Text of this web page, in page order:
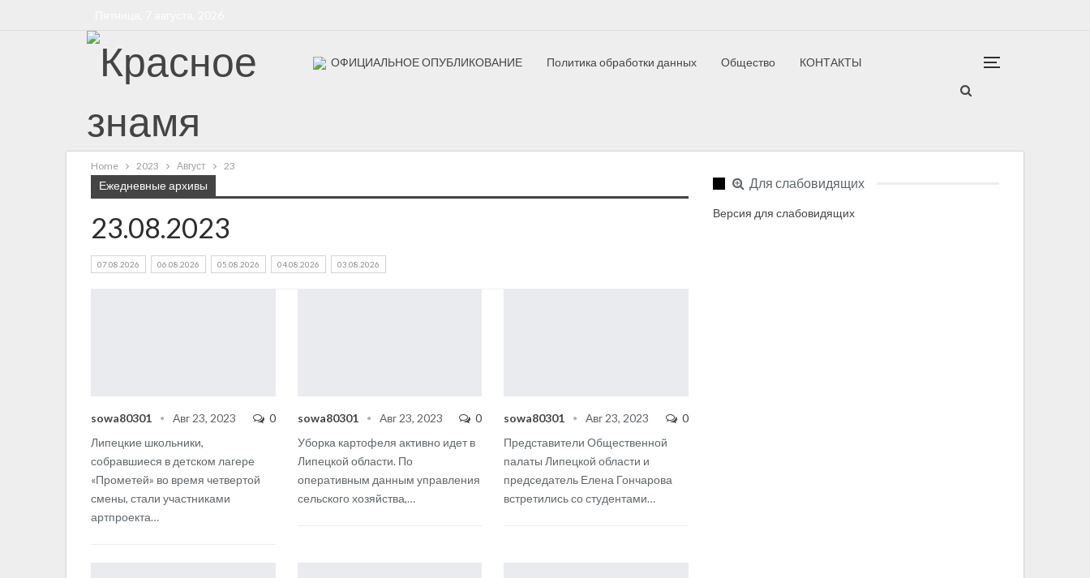
ОФИЦИАЛЬНОЕ ОПУБЛИКОВАНИЕ Политика обработки данных Общество КОНТАКТЫ
Home 2023 Август 23
Ежедневные архивы
23.08.2023
07.08.2026 06.08.2026 05.08.2026 04.08.2026 03.08.2026
sowa80301 Авг 23, 2023
0
Липецкие школьники,
собравшиеся в детском лагере
«Прометей» во время четвертой
смены, стали участниками
артпроекта…
sowa80301 Авг 23, 2023
0
Уборка картофеля активно идет в
Липецкой области. По
оперативным данным управления
сельского хозяйства,…
sowa80301 Авг 23, 2023
0
Представители Общественной
палаты Липецкой области и
председатель Елена Гончарова
встретились со студентами…
Для слабовидящих
Версия для слабовидящих